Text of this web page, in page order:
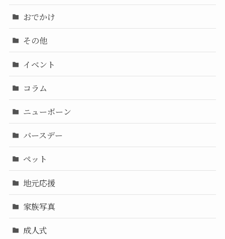
おでかけ
その他
イベント
コラム
ニューボーン
バースデー
ペット
地元応援
家族写真
成人式